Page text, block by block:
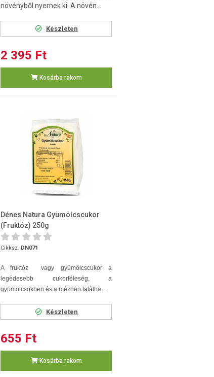
növényből nyernek ki. A növén...
Készleten
2 395 Ft
Kosárba rakom
Dénes Natura Gyümölcscukor
(Fruktóz) 250g
Cikksz. DN071
A fruktóz vagy gyümölcscukor a
legédesebb cukorféleség, a
gyümölcsökben és a mézben találha...
Készleten
655 Ft
Kosárba rakom